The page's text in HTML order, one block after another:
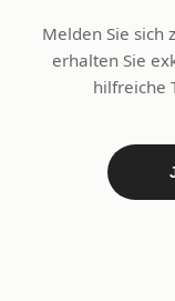
Melden Sie sich
erhalten Sie
hilfreiche